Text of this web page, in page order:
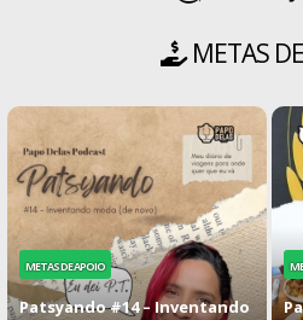
METAS
METAS DE APOIO
Patsyando #14 – Inventando